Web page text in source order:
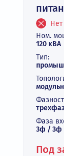
Ном.
120 кВА
Тип:
Фаза
3ф / 3ф
Под